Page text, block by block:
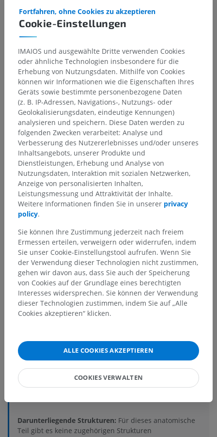
Brown, A.G. (1982). Review article the dorsal horn of the spinal cord.
Quarterly Journal of Experimental Physiology: Translation and
Integration, 67(2), pp.193-212.
https://doi.org/10.1113/expphysiol.1982.sp002630
Ganapathy, M.K., Reddy, V. and Tadi, P. Neuroanatomy, Spinal Cord
Morphology. [Updated 2021 Oct 30].In: StatPearls [Internet].Treasure
Island (FL): StatPearls Publishing; 2022 Jan-. Available from:
https://www.ncbi.nlm.nih.gov/books/NBK545206/
Galerie
Anatomische Hierarchie
Anatomie des Menschen 2
Anatomie des Menschen
Zentraler Abschnitt; Zentralnervensystem>
Rückenmark
Innerer Bau> Graue Substanz
Mittelsäule; Zwischensäule>
Darunterliegende Strukturen: Für dieses anatomische
Teil gibt es keine zugehörigen Strukturen
Cookie-Einstellungen
Fortfahren, ohne Cookies zu akzeptieren
IMAIOS und ausgewählte Dritte verwenden Cookies
oder ähnliche Technologien insbesondere für die
Erhebung von Nutzungsdaten. Mithilfe von Cookies
können wir Informationen wie die Eigenschaften Ihres
Geräts sowie bestimmte personenbezogene Daten
(z. B. IP-Adressen, Navigations-, Nutzungs- oder
Geolokalisierungsdaten, eindeutige Kennungen)
analysieren und speichern. Diese Daten werden zu
folgenden Zwecken verarbeitet: Analyse und
Verbesserung des Nutzererlebnisses und/oder unseres
Inhaltsangebots, unserer Produkte und
Dienstleistungen, Erhebung und Analyse von
Nutzungsdaten, Interaktion mit sozialen Netzwerken,
Anzeige von personalisierten Inhalten,
Leistungsmessung und Attraktivität der Inhalte.
Weitere Informationen finden Sie in unserer privacy
policy.
Sie können Ihre Zustimmung jederzeit nach freiem
Ermessen erteilen, verweigern oder widerrufen, indem
Sie unser Cookie-Einstellungstool aufrufen. Wenn Sie
der Verwendung dieser Technologien nicht zustimmen,
gehen wir davon aus, dass Sie auch der Speicherung
von Cookies auf der Grundlage eines berechtigten
Interesses widersprechen. Sie können der Verwendung
dieser Technologien zustimmen, indem Sie auf „Alle
Cookies akzeptieren“ klicken.
ALLE COOKIES AKZEPTIEREN
COOKIES VERWALTEN